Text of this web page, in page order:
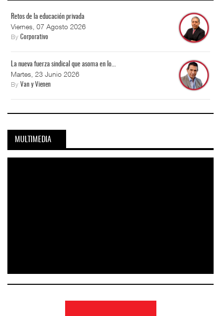
Retos de la educación privada
Viernes, 07 Agosto 2026
By Corporativo
La nueva fuerza sindical que asoma en lo...
Martes, 23 Junio 2026
By Van y Vienen
MULTIMEDIA